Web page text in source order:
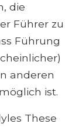
die
Führer zu
Führung
anderen
ist.
These